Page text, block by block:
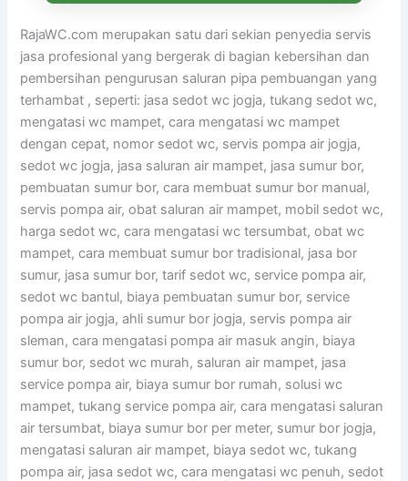
RajaWC.com merupakan satu dari sekian penyedia servis
jasa profesional yang bergerak di bagian kebersihan dan
pembersihan pengurusan saluran pipa pembuangan yang
terhambat , seperti: jasa sedot wc jogja, tukang sedot wc,
mengatasi wc mampet, cara mengatasi wc mampet
dengan cepat, nomor sedot wc, servis pompa air jogja,
sedot wc jogja, jasa saluran air mampet, jasa sumur bor,
pembuatan sumur bor, cara membuat sumur bor manual,
servis pompa air, obat saluran air mampet, mobil sedot wc,
harga sedot wc, cara mengatasi wc tersumbat, obat wc
mampet, cara membuat sumur bor tradisional, jasa bor
sumur, jasa sumur bor, tarif sedot wc, service pompa air,
sedot wc bantul, biaya pembuatan sumur bor, service
pompa air jogja, ahli sumur bor jogja, servis pompa air
sleman, cara mengatasi pompa air masuk angin, biaya
sumur bor, sedot wc murah, saluran air mampet, jasa
service pompa air, biaya sumur bor rumah, solusi wc
mampet, tukang service pompa air, cara mengatasi saluran
air tersumbat, biaya sumur bor per meter, sumur bor jogja,
mengatasi saluran air mampet, biaya sedot wc, tukang
pompa air, jasa sedot wc, cara mengatasi wc penuh, sedot